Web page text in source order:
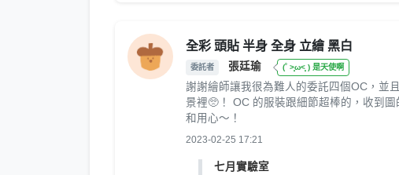
全彩 頭貼 半身 全身 立繪 黑白
委託者 張廷瑜 (˚ ˃̣̣̥ω˂̣̣̥ ) 是天使啊
謝謝繪師讓我很為難人的委託四個OC，並
景裡🥺！ OC 的服裝跟細節超棒的，收到
和用心～！
2023-02-25 17:21
七月實驗室